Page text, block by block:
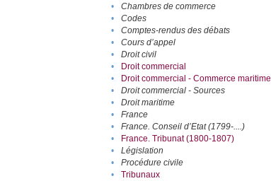
•
Chambres de commerce
•
Codes
•
Comptes-rendus des débats
•
Cours d’appel
•
Droit civil
•
Droit commercial
•
Droit commercial - Commerce maritime
•
Droit commercial - Sources
•
Droit maritime
•
France
•
France. Conseil d’Etat (1799-....)
•
France. Tribunat (1800-1807)
•
Législation
•
Procédure civile
•
Tribunaux